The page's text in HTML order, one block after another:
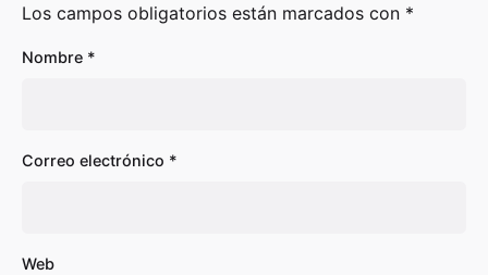
Los campos obligatorios están marcados con *
Nombre *
Correo electrónico *
Web